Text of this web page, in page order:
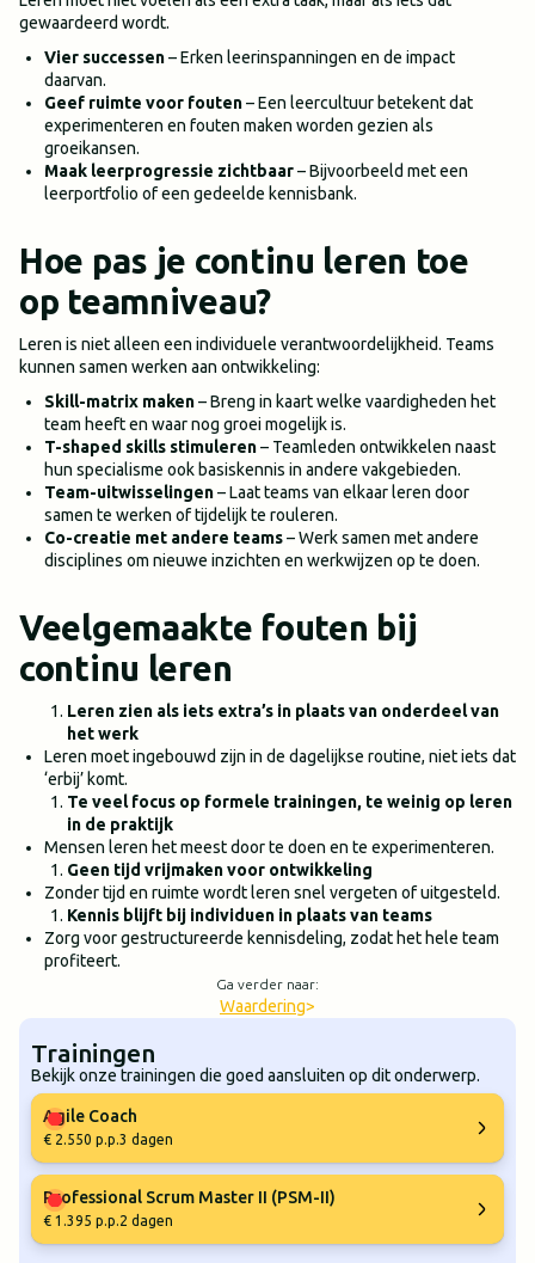
gewaardeerd wordt.
Vier successen– Erken leerinspanningen en de impact
daarvan.
Geef ruimte voor fouten– Een leercultuur betekent dat
experimenteren en fouten maken worden gezien als
groeikansen.
Maak leerprogressie zichtbaar– Bijvoorbeeld met een
leerportfolio of een gedeelde kennisbank.
Hoe pas je continu leren toe
op teamniveau?
Leren is niet alleen een individuele verantwoordelijkheid. Teams
kunnen samen werken aan ontwikkeling:
Skill-matrix maken– Breng in kaart welke vaardigheden het
team heeft en waar nog groei mogelijk is.
T-shaped skills stimuleren– Teamleden ontwikkelen naast
hun specialisme ook basiskennis in andere vakgebieden.
Team-uitwisselingen– Laat teams van elkaar leren door
samen te werken of tijdelijk te rouleren.
Co-creatie met andere teams– Werk samen met andere
disciplines om nieuwe inzichten en werkwijzen op te doen.
Veelgemaakte fouten bij
continu leren
Leren zien als iets extra’s in plaats van onderdeel van
het werk
Leren moet ingebouwd zijn in de dagelijkse routine, niet iets dat
‘erbij’ komt.
Te veel focus op formele trainingen, te weinig op leren
in de praktijk
Mensen leren het meest door te doen en te experimenteren.
Geen tijd vrijmaken voor ontwikkeling
Zonder tijd en ruimte wordt leren snel vergeten of uitgesteld.
Kennis blijft bij individuen in plaats van teams
Zorg voor gestructureerde kennisdeling, zodat het hele team
profiteert.
Ga verder naar:
Waardering>
Trainingen
Bekijk onze trainingen die goed aansluiten op dit onderwerp.
Agile Coach
€ 2.550 p.p.3 dagen
Professional Scrum Master II (PSM-II)
€ 1.395 p.p.2 dagen